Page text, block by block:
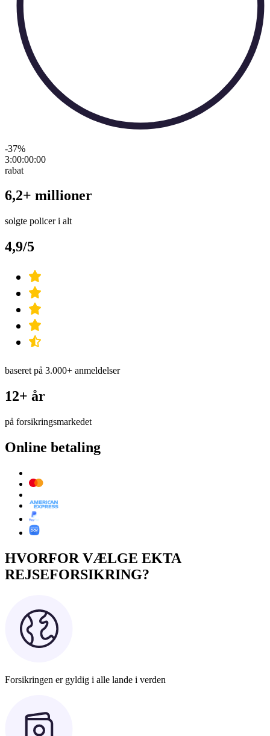
-37%
3:00:00:00
rabat
6,2+ millioner
solgte policer i alt
4,9/5
baseret på 3.000+ anmeldelser
12+ år
på forsikringsmarkedet
Online betaling
HVORFOR VÆLGE EKTA
REJSEFORSIKRING?
Forsikringen er gyldig i alle lande i verden